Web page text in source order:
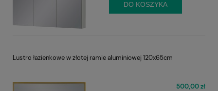
DO KOSZYKA
Lustro łazienkowe w złotej ramie aluminiowej 120x65cm
500,00 zł